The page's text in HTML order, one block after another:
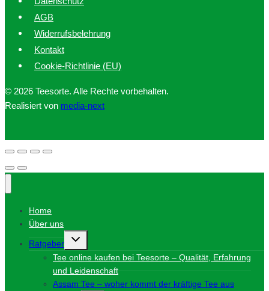
AGB
Widerrufsbelehrung
Kontakt
Cookie-Richtlinie (EU)
© 2026 Teesorte. Alle Rechte vorbehalten.
Realisiert von media-next
Home
Über uns
Ratgeber
Untermenü
Tee online kaufen bei Teesorte – Qualität, Erfahrung
und Leidenschaft
Assam Tee – woher kommt der kräftige Tee aus